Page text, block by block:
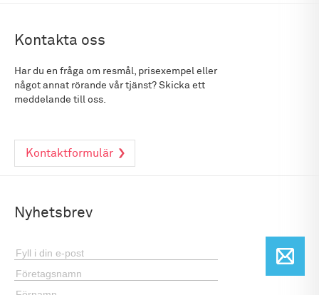
Kontakta oss
Har du en fråga om resmål, prisexempel eller
något annat rörande vår tjänst? Skicka ett
meddelande till oss.
Kontaktformulär
Nyhetsbrev